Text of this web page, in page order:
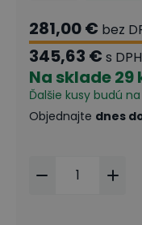
281,00 € bez
345,63 € s DPH
Na sklade29
Ďalšie kusy budú na
Objednajte dnes